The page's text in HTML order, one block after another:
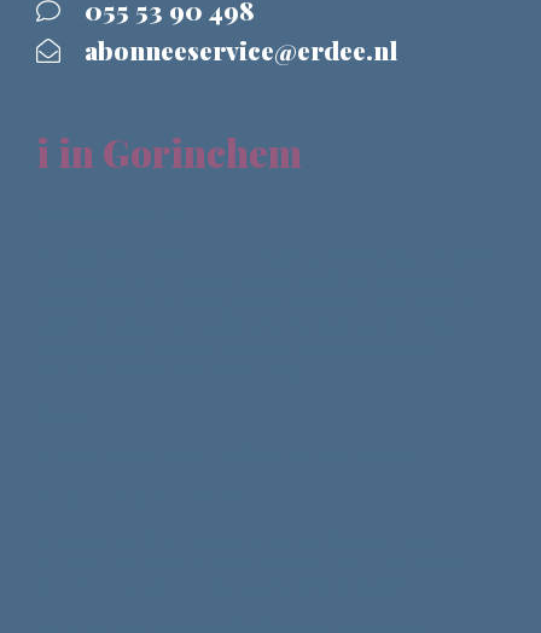
055 53 90 498
abonneeservice@erdee.nl
i in Gorinchem